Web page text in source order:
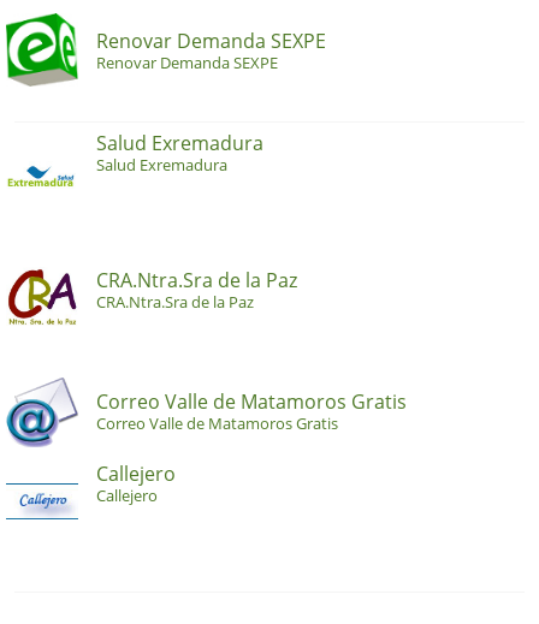
Renovar Demanda SEXPE
Renovar Demanda SEXPE
Salud Exremadura
Salud Exremadura
CRA.Ntra.Sra de la Paz
CRA.Ntra.Sra de la Paz
Correo Valle de Matamoros Gratis
Correo Valle de Matamoros Gratis
Callejero
Callejero